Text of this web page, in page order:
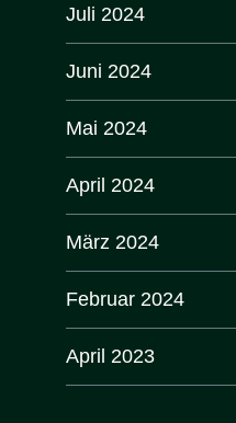
Juli 2024
Juni 2024
Mai 2024
April 2024
März 2024
Februar 2024
April 2023